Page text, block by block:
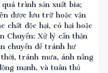
trình sản xuất bia;
được lưu trữ hoặc vận
chất độc hại, có hại hoặc
Chuyển: Xử lý cẩn thận
chuyển để tránh hư
tránh mưa, ánh nắng
mạnh, và tuân thủ